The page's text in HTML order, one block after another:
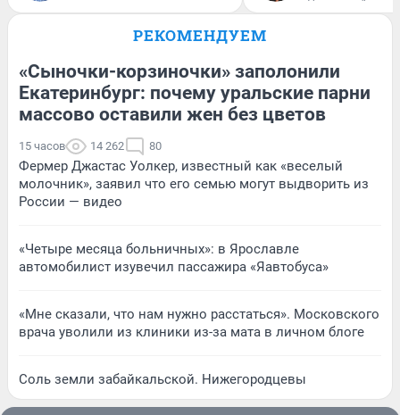
РЕКОМЕНДУЕМ
«Сыночки-корзиночки» заполонили
Екатеринбург: почему уральские парни
массово оставили жен без цветов
15 часов 14 262 80
Фермер Джастас Уолкер, известный как «веселый
молочник», заявил что его семью могут выдворить из
России — видео
«Четыре месяца больничных»: в Ярославле
автомобилист изувечил пассажира «Яавтобуса»
«Мне сказали, что нам нужно расстаться». Московского
врача уволили из клиники из-за мата в личном блоге
Соль земли забайкальской. Нижегородцевы